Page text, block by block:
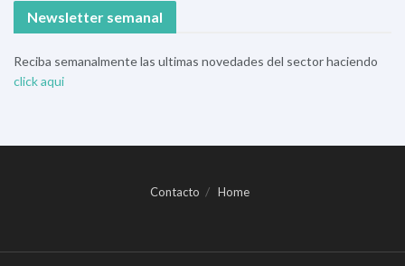
Newsletter semanal
Reciba semanalmente las ultimas novedades del sector haciendo
click aqui
Contacto Home